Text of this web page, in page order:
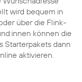
wird bequem in
über die Flink-
können die
Starterpakets dann
aktivieren.